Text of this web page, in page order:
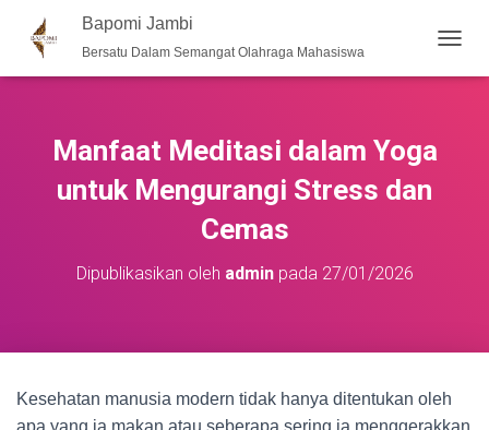
Bapomi Jambi
Bersatu Dalam Semangat Olahraga Mahasiswa
O
Manfaat Meditasi dalam Yoga
untuk Mengurangi Stress dan
Cemas
Dipublikasikan oleh adminpada 27/01/2026
Kesehatan manusia modern tidak hanya ditentukan oleh
apa yang ia makan atau seberapa sering ia menggerakkan